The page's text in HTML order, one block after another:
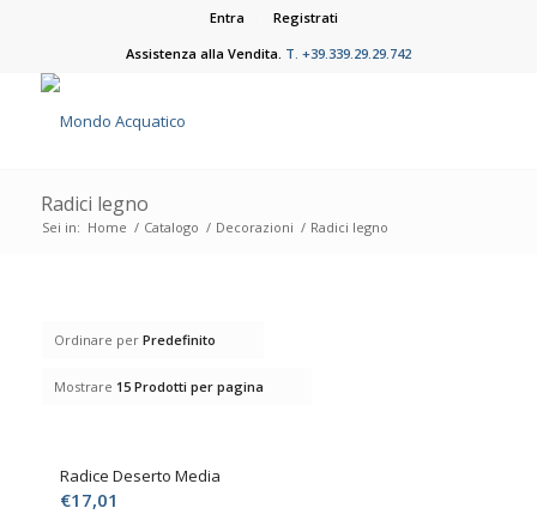
Entra
Registrati
Assistenza alla Vendita. T. +39.339.29.29.742
Radici legno
Sei in: Home / Catalogo / Decorazioni / Radici legno
Ordinare per Predefinito
Mostrare 15 Prodotti per pagina
Radice Deserto Media
€17,01